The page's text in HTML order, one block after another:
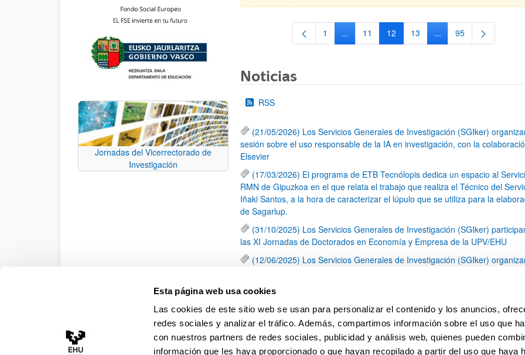
Esta página web usa cookies
Las cookies de este sitio web se usan para personalizar el contenido y los anuncios,
redes sociales y analizar el tráfico. Además, compartimos información sobre el uso que
con nuestros partners de redes sociales, publicidad y análisis web, quienes pueden
información que les haya proporcionado o que hayan recopilado a partir del uso que haya
Jornadas del Vicerrectorado de
Investigación
Página
1 ...Páginas intermedias Use TAB para desplazarse.
Página
11 Página
12 Página
13 ...Páginas intermedias
Página
95
Noticias
RSS
(21/05/2026) Los Servicios Generales de Investigación (SGIker)
sesión sobre el uso responsable de la IA en investigación, con la
Elsevier
(17/03/2026) El programa de ETB Tecnólopis dedica un espacio al
RMN de Gipuzkoa en el que relata el trabajo que realiza el Técnico del
Iñaki Santos, a la hora de caracterizar el lúpulo que se utiliza para la
de Sagarlup.
(31/10/2025) Los Servicios Generales de Investigación (SGIker)
las XI Jornadas de Doctorados en Economía y Empresa de la UPV/EHU
(12/06/2025) Los Servicios Generales de Investigación (SGIker)
una caracterización química de dos variedades de lúpulo silvestre
Página
1 Página
2 Página
3 ...
Páginas intermedias Use TAB
Página
79